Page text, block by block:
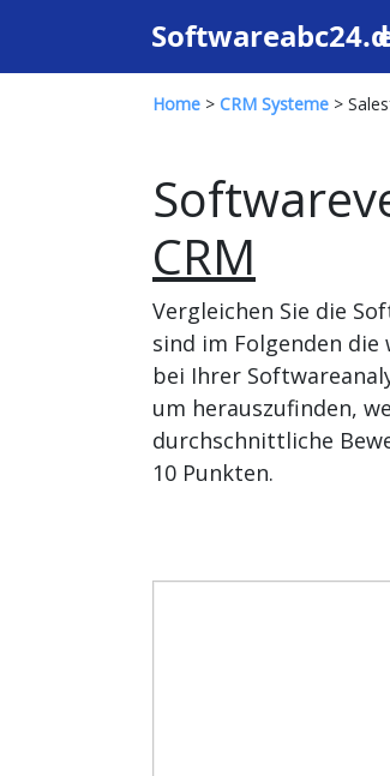
Home > CRM Systeme >
CRM
Vergleichen Sie die
sind im Folgenden
bei Ihrer
um herauszufinden,
durchschnittliche
10 Punkten.